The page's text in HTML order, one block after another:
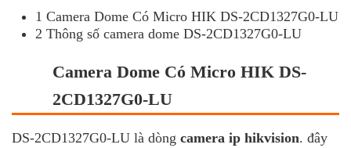
1 Camera Dome Có Micro HIK DS-2CD1327G0-LU
2 Thông số camera dome DS-2CD1327G0-LU
Camera Dome Có Micro HIK DS-
2CD1327G0-LU
DS-2CD1327G0-LU là dòng camera ip hikvision. đây